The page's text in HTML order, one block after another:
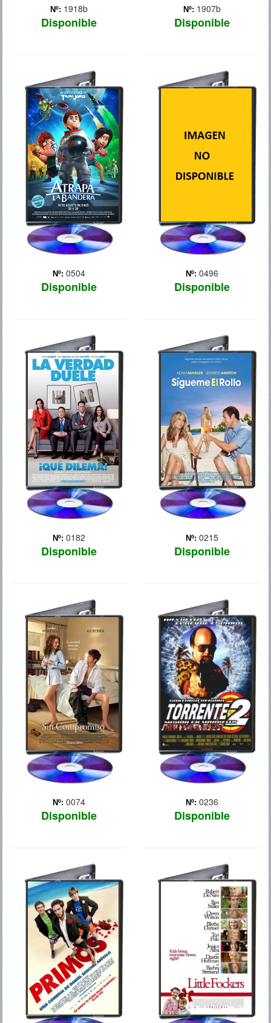
Nº: 1918b
Disponible
Nº: 1907b
Disponible
Nº: 0504
Disponible
BAD TEACHER
Nº: 0496
Disponible
Nº: 0182
Disponible
¡QUE DILEMA!
Nº: 0215
Disponible
SIGUEME EL
ROLLO
Nº: 0074
Disponible
SIN
COMPROMISO
Nº: 0236
Disponible
TORRENTE 2
MISION MARBELLA
PRIMOS AHORA LOS
PADRES SON ELLOS